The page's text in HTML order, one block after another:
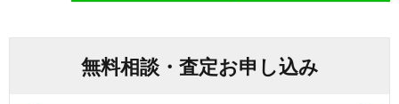
無料相談・査定お申し込み